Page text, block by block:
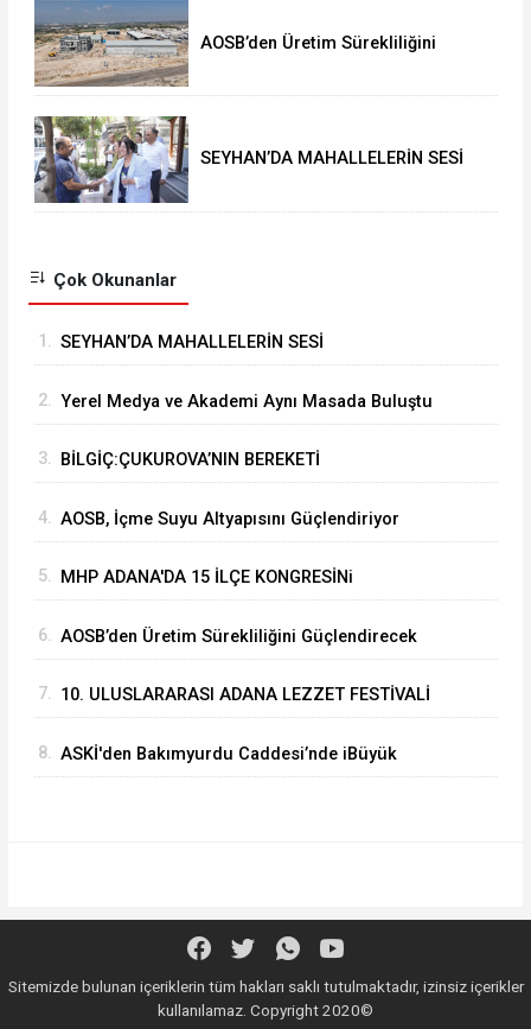
⁠AOSB’den Üretim Sürekliliğini
SEYHAN’DA MAHALLELERİN SESİ
Çok Okunanlar
1. SEYHAN’DA MAHALLELERİN SESİ
2. Yerel Medya ve Akademi Aynı Masada Buluştu
3. BİLGİÇ:ÇUKUROVA’NIN BEREKETİ
SAĞLIYOR
4. AOSB, İçme Suyu Altyapısını Güçlendiriyor
5. MHP ADANA'DA 15 İLÇE KONGRESİNi
6. ⁠AOSB’den Üretim Sürekliliğini Güçlendirecek
7. 10. ULUSLARARASI ADANA LEZZET FESTİVALİ
8. ASKİ'den Bakımyurdu Caddesi’nde iBüyük
Sitemizde bulunan içeriklerin tüm hakları saklı tutulmaktadır, izinsiz içerikler
kullanılamaz. Copyright 2020©